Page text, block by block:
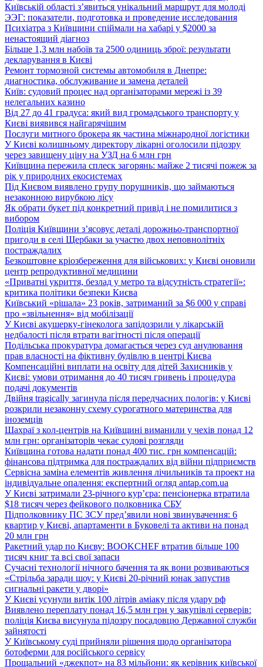
Київській області з’явиться унікальний маршрут для молоді
ЭЭГ: показатели, подготовка и проведение исследования
Психіатра з Київщини спіймали на хабарі у $2000 за
ненастоящий діагноз
Більше 1,3 млн набоїв та 2500 одиниць зброї: результати
декларування в Києві
Ремонт тормозной системы автомобиля в Днепре:
диагностика, обслуживание и замена деталей
Київ: судовий процес над організаторами мережі із 39
нелегальних казино
Від 27 до 41 градуса: який вид громадського транспорту у
Києві виявився найгарячішим
Послуги митного брокера як частина міжнародної логістики
У Києві колишньому директору лікарні оголосили підозру
через завищену ціну на УЗД на 6 млн грн
Київщина пережила сплеск загорянь: майже 2 тисячі пожеж за
рік у природних екосистемах
Під Києвом виявлено групу порушників, що займаються
незаконною вирубкою лісу
Як обрати букет під конкретний привід і не помилитися з
вибором
Поліція Київщини з’ясовує деталі дорожньо-транспортної
пригоди в селі Щербаки за участю двох неповнолітніх
постраждалих
Безкоштовне кріозбереження для військових: у Києві оновили
центр репродуктивної медицини
«Приватні укриття, безлад у метро та відсутність стратегії»:
критика політики безпеки Києва
Київський «рішала» 23 років, затриманий за $6 000 у справі
про «звільнення» від мобілізації
У Києві акушерку-гінеколога запідозрили у лікарській
недбалості після втрати вагітності після операції
Подільська прокуратура домагається через суд анулювання
прав власності на фіктивну будівлю в центрі Києва
Компенсаційні виплати на освіту для дітей Захисників у
Києві: умови отримання до 40 тисяч гривень і процедура
подачі документів
Двійня tragically загинула після передчасних пологів: у Києві
розкрили незаконну схему сурогатного материнства для
іноземців
Шахраї з кол-центрів на Київщині виманили у чехів понад 12
млн грн: організаторів чекає судові розгляди
Київщина готова надати понад 400 тис. грн компенсацій:
фінансова підтримка для постраждалих від війни підприємств
Сервісна заміна елементів живлення лічильників та проект на
індивідуальне опалення: експертний огляд antap.com.ua
У Києві затримали 23-річного кур’єра: пенсіонерка втратила
$18 тисяч через фейкового полковника СБУ
Підполковнику ПС ЗСУ пред’явили нові звинувачення: 6
квартир у Києві, апартаменти в Буковелі та активи на понад
20 млн грн
Ракетний удар по Києву: BOOKCHEF втратив більше 100
тисяч книг та всі свої запаси
Сучасні технології нічного бачення та як вони розвиваються
«Стрільба заради шоу: у Києві 20-річний юнак запустив
сигнальні ракети у дворі»
У Києві усунули витік 100 літрів аміаку після удару рф
Виявлено переплату понад 16,5 млн грн у закупівлі серверів:
поліція Києва висунула підозру посадовцю Державної служби
зайнятості
У Київському суді прийняли рішення щодо організатора
ботоферми для російського сервісу
Прощальний «джекпот» на 83 мільйони: як керівник київської